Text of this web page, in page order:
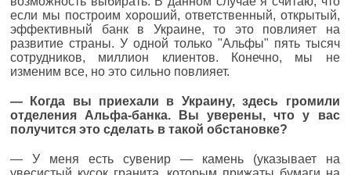
если мы построим хороший, ответственный, открытый,
эффективный банк в Украине, то это повлияет на
развитие страны. У одной только "Альфы" пять тысяч
сотрудников, миллион клиентов. Конечно, мы не
изменим все, но это сильно повлияет.
—
Когда вы приехали в Украину, здесь громили
отделения Альфа-банка. Вы уверены, что у вас
получится это сделать в такой обстановке?
— У меня есть сувенир — камень (указывает на